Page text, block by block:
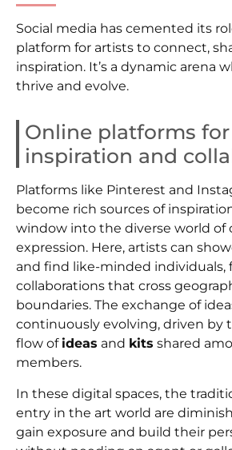
Social media has cemented its
platform for artists to connect,
inspiration. It’s a dynamic arena
thrive and evolve.
Online platforms for
inspiration and
Platforms like Pinterest and
become rich sources of
window into the diverse world of
expression. Here, artists can
and find like-minded individuals,
collaborations that cross
boundaries. The exchange of
continuously evolving, driven by
flow of ideas and kits shared
members.
In these digital spaces, the
entry in the art world are
gain exposure and build their